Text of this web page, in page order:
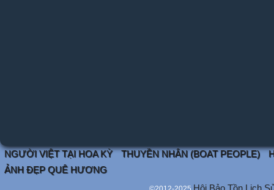
NGƯỜI VIỆT TẠI HOA KỲ THUYỀN NHÂN (BOAT PEOPLE)
ẢNH ĐẸP QUÊ HƯƠNG
Hội Bảo Tồn Lịch